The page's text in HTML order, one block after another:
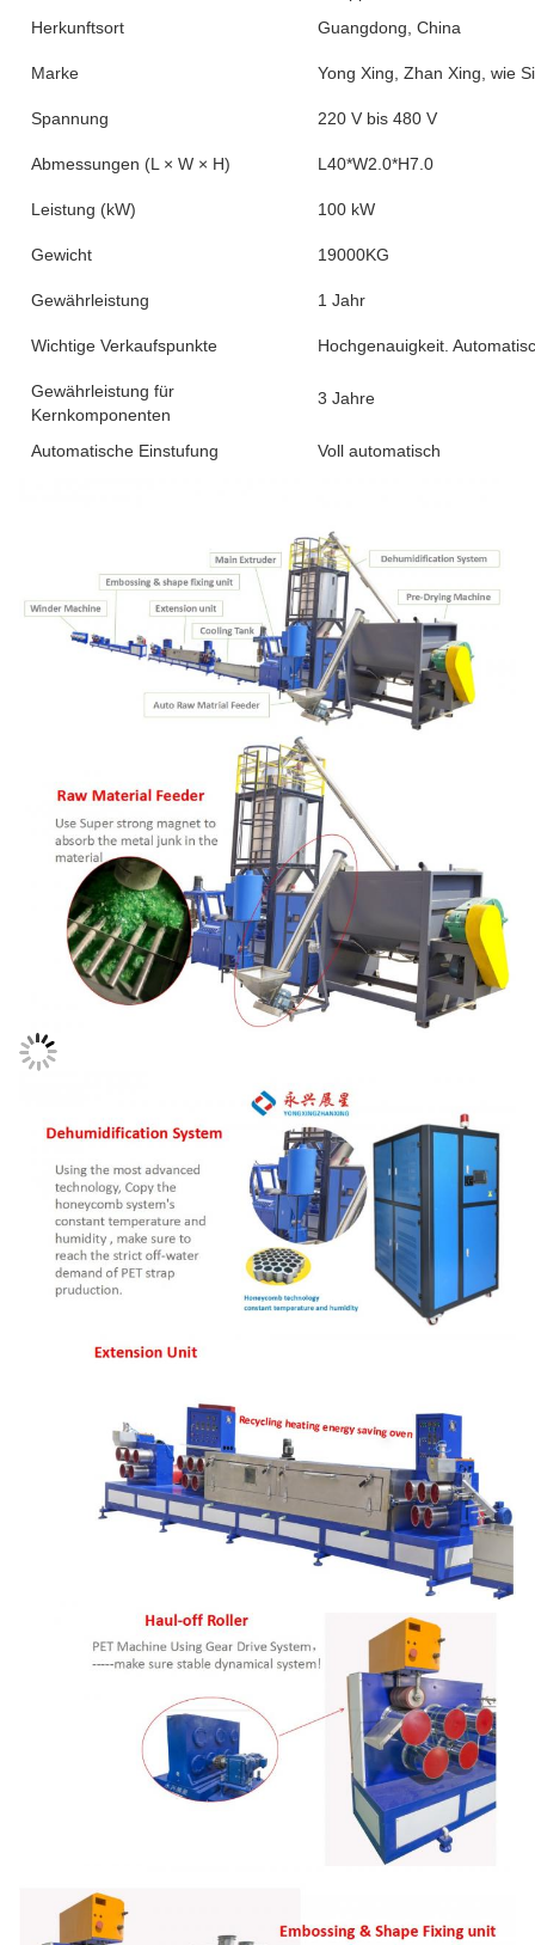
Herkunftsort
Guangdong, China
Marke Yong Xing, Zhan Xing, wie
Spannung 220 V bis 480 V
Abmessungen (L × W × H) L40*W2.0*H7.0
Leistung (kW) 100 kW
Gewicht 19000KG
Gewährleistung 1 Jahr
Wichtige Verkaufspunkte Hochgenauigkeit.
Gewährleistung für
Kernkomponenten
3 Jahre
Automatische Einstufung Voll automatisch